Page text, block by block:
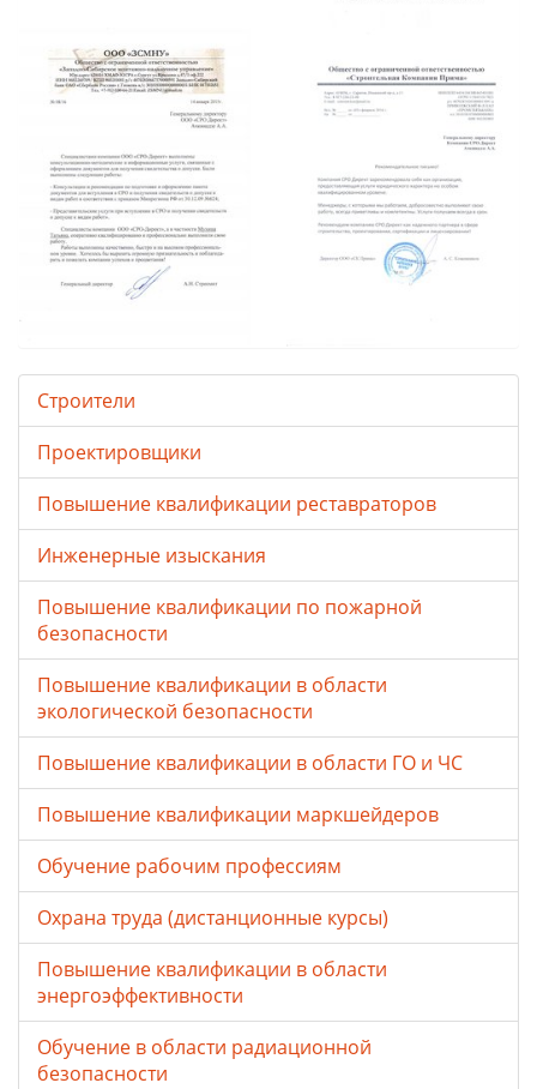
Строители
Проектировщики
Повышение квалификации реставраторов
Инженерные изыскания
Повышение квалификации по пожарной
безопасности
Повышение квалификации в области
экологической безопасности
Повышение квалификации в области ГО и ЧС
Повышение квалификации маркшейдеров
Обучение рабочим профессиям
Охрана труда (дистанционные курсы)
Повышение квалификации в области
энергоэффективности
Обучение в области радиационной
безопасности